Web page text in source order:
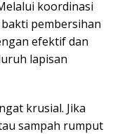
koordinasi
pembersihan
efektif dan
lapisan
krusial. Jika
sampah rumput